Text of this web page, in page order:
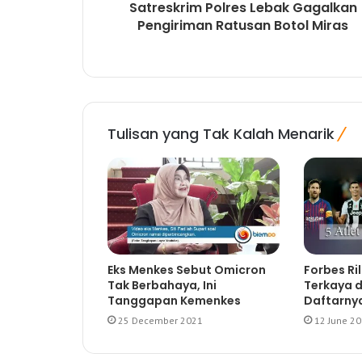
Satreskrim Polres Lebak Gagalkan
Pengiriman Ratusan Botol Miras
Tulisan yang Tak Kalah Menarik
Eks Menkes Sebut Omicron
Tak Berbahaya, Ini
Tanggapan Kemenkes
25 December 2021
Forbes
Terkaya
12 June